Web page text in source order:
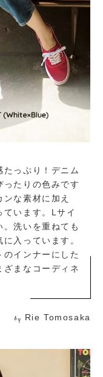
っぷり！デニム
ったりの色みです
な素材に加え
ています。Lサイ
洗いを重ねても
入っています。
インナーにした
ざまなコーディネ
by Rie Tomosaka